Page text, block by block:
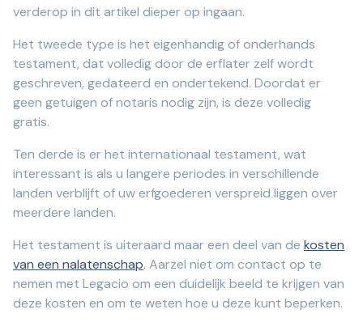
verderop in dit artikel dieper op ingaan.
Het tweede type is het eigenhandig of onderhands
testament, dat volledig door de erflater zelf wordt
geschreven, gedateerd en ondertekend. Doordat er
geen getuigen of notaris nodig zijn, is deze volledig
gratis.
Ten derde is er het internationaal testament, wat
interessant is als u langere periodes in verschillende
landen verblijft of uw erfgoederen verspreid liggen over
meerdere landen.
Het testament is uiteraard maar een deel van de kosten
van een nalatenschap. Aarzel niet om contact op te
nemen met Legacio om een duidelijk beeld te krijgen van
deze kosten en om te weten hoe u deze kunt beperken.